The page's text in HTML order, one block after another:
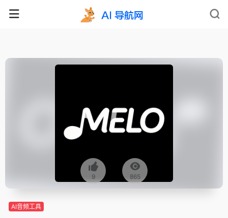
9 865
AI音频工具